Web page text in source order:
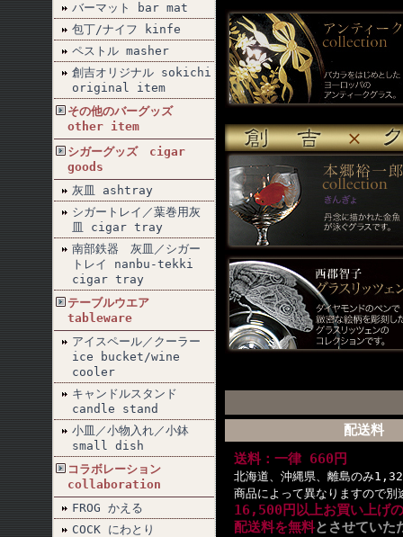
バーマット bar mat
包丁/ナイフ kinfe
ペストル masher
創吉オリジナル sokichi
original item
その他のバーグッズ
other item
シガーグッズ cigar
goods
灰皿 ashtray
シガートレイ／葉巻用灰
皿 cigar tray
南部鉄器 灰皿／シガー
トレイ nanbu-tekki
cigar tray
テーブルウエア
tableware
アイスペール／クーラー
ice bucket/wine
cooler
キャンドルスタンド
candle stand
小皿／小物入れ／小鉢
small dish
コラボレーション
collaboration
FROG かえる
COCK にわとり
配送料
送料：一律 660円
北海道、沖縄県、離島のみ
商品によって異なりますので別
16,500円以上お買い上げ
配送料を無料とさせていた